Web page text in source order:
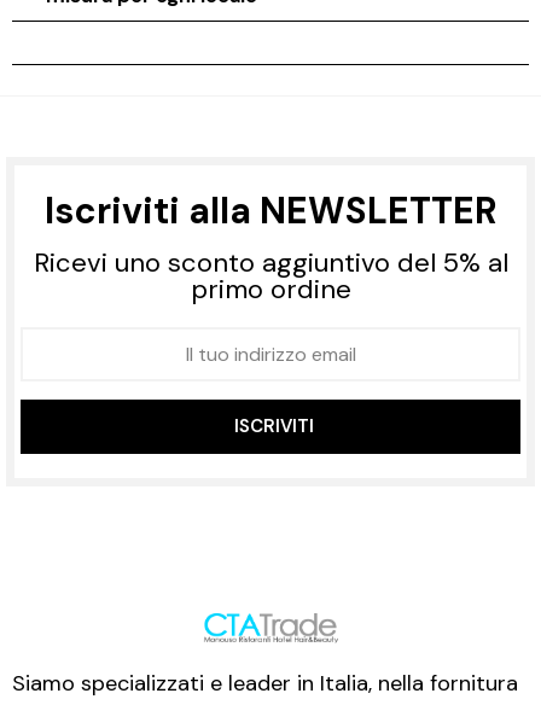
Iscriviti alla NEWSLETTER
Ricevi uno sconto aggiuntivo del 5% al
primo ordine
ISCRIVITI
Siamo specializzati e leader in Italia, nella fornitura